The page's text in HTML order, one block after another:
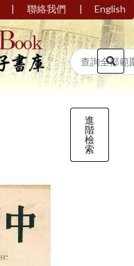
| 聯絡我們 | English
進
階
檢
索